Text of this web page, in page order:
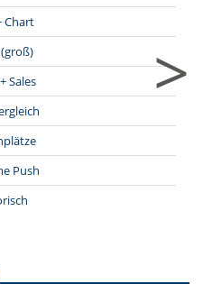
Chart
Sales
Push
>